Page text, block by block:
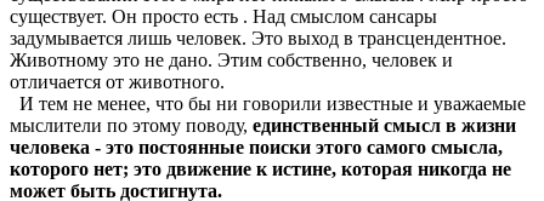
существует. Он просто есть . Над смыслом сансары
задумывается лишь человек. Это выход в трансцендентное.
Животному это не дано. Этим собственно, человек и
отличается от животного.
И тем не менее, что бы ни говорили известные и уважаемые
мыслители по этому поводу, единственный смысл в жизни
человека - это постоянные поиски этого самого смысла,
которого нет; это движение к истине, которая никогда не
может быть достигнута.